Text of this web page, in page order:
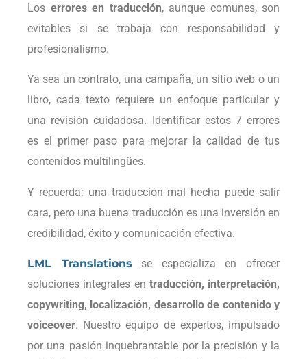
Los errores en traducción, aunque comunes, son
evitables si se trabaja con responsabilidad y
profesionalismo.
Ya sea un contrato, una campaña, un sitio web o un
libro, cada texto requiere un enfoque particular y
una revisión cuidadosa. Identificar estos 7 errores
es el primer paso para mejorar la calidad de tus
contenidos multilingües.
Y recuerda: una traducción mal hecha puede salir
cara, pero una buena traducción es una inversión en
credibilidad, éxito y comunicación efectiva.
LML Translations se especializa en ofrecer
soluciones integrales en traducción, interpretación,
copywriting, localización, desarrollo de contenido y
voiceover. Nuestro equipo de expertos, impulsado
por una pasión inquebrantable por la precisión y la